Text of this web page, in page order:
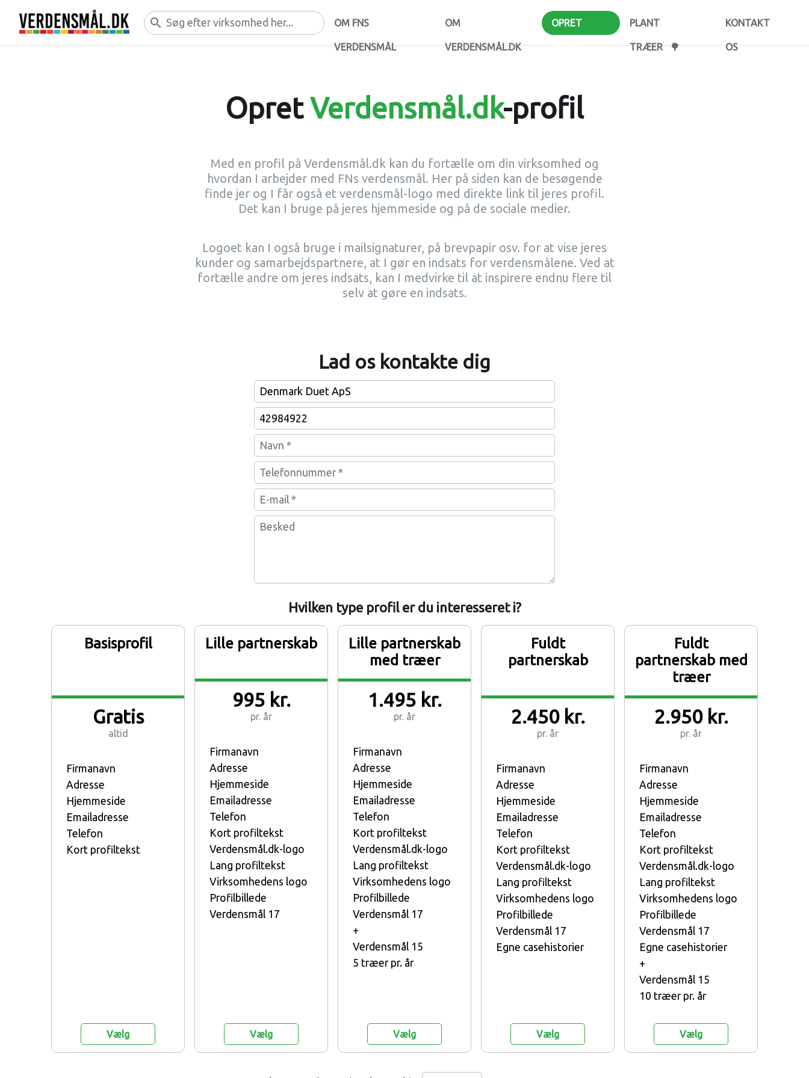
search OM FNS
VERDENSMÅL
OM
VERDENSMÅL.DK
OPRET
PROFIL
PLANT
TRÆER 🌳
KONTAKT
OS
OpretVerdensmål.dk-profil
Med en profil på Verdensmål.dk kan du fortælle om din virksomhed og
hvordan I arbejder med FNs verdensmål. Her på siden kan de besøgende
finde jer og I får også et verdensmål-logo med direkte link til jeres profil.
Det kan I bruge på jeres hjemmeside og på de sociale medier.
Logoet kan I også bruge i mailsignaturer, på brevpapir osv. for at vise jeres
kunder og samarbejdspartnere, at I gør en indsats for verdensmålene. Ved at
fortælle andre om jeres indsats, kan I medvirke til at inspirere endnu flere til
selv at gøre en indsats.
Lad os kontakte dig
Hvilken type profil er du interesseret i?
Basisprofil
Gratis
altid
Firmanavn
Adresse
Hjemmeside
Emailadresse
Telefon
Kort profiltekst
Vælg
Lille partnerskab
995 kr.
pr. år
Firmanavn
Adresse
Hjemmeside
Emailadresse
Telefon
Kort profiltekst
Verdensmål.dk-logo
Lang profiltekst
Virksomhedens logo
Profilbillede
Verdensmål 17
Vælg
Lille partnerskab
med træer
1.495 kr.
pr. år
Firmanavn
Adresse
Hjemmeside
Emailadresse
Telefon
Kort profiltekst
Verdensmål.dk-logo
Lang profiltekst
Virksomhedens logo
Profilbillede
Verdensmål 17
+
Verdensmål 15
5 træer pr. år
Vælg
Fuldt
partnerskab
2.450 kr.
pr. år
Firmanavn
Adresse
Hjemmeside
Emailadresse
Telefon
Kort profiltekst
Verdensmål.dk-logo
Lang profiltekst
Virksomhedens logo
Profilbillede
Verdensmål 17
Egne casehistorier
Vælg
Fuldt
partnerskab med
træer
2.950 kr.
pr. år
Firmanavn
Adresse
Hjemmeside
Emailadresse
Telefon
Kort profiltekst
Verdensmål.dk-logo
Lang profiltekst
Virksomhedens logo
Profilbillede
Verdensmål 17
Egne casehistorier
+
Verdensmål 15
10 træer pr. år
Vælg